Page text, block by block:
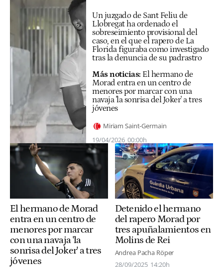
Un juzgado de Sant Feliu de
Llobregat ha ordenado el
sobreseimiento provisional del
caso, en el que el rapero de La
Florida figuraba como investigado
tras la denuncia de su padrastro
Más noticias: El hermano de
Morad entra en un centro de
menores por marcar con una
navaja 'la sonrisa del Joker' a tres
jóvenes
Miriam Saint-Germain
19/04/2026 00:00h
El hermano de Morad
entra en un centro de
menores por marcar
con una navaja 'la
sonrisa del Joker' a tres
jóvenes
Detenido el hermano
del rapero Morad por
tres apuñalamientos en
Molins de Rei
Andrea Pacha Röper
28/09/2025 14:20h